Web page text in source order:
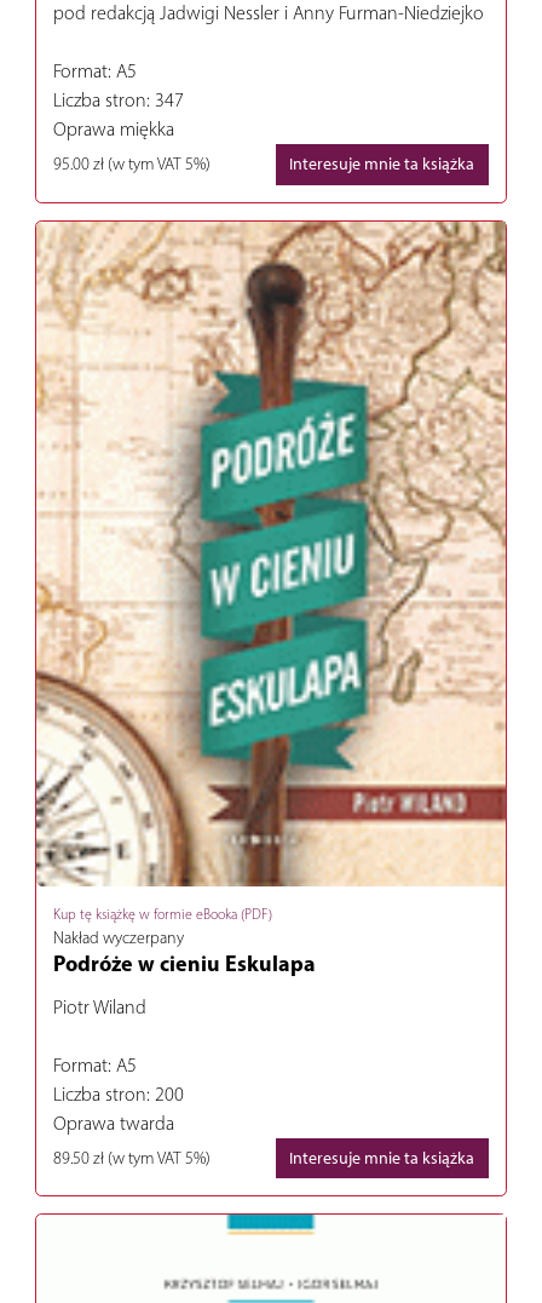
pod redakcją Jadwigi Nessler i Anny Furman-Niedziejko
Format: A5
Liczba stron: 347
Oprawa miękka
95.00 zł (w tym VAT 5%) Interesuje mnie ta książka
Kup tę książkę w formie eBooka (PDF)
Nakład wyczerpany
Podróże w cieniu Eskulapa
Piotr Wiland
Format: A5
Liczba stron: 200
Oprawa twarda
89.50 zł (w tym VAT 5%) Interesuje mnie ta książka